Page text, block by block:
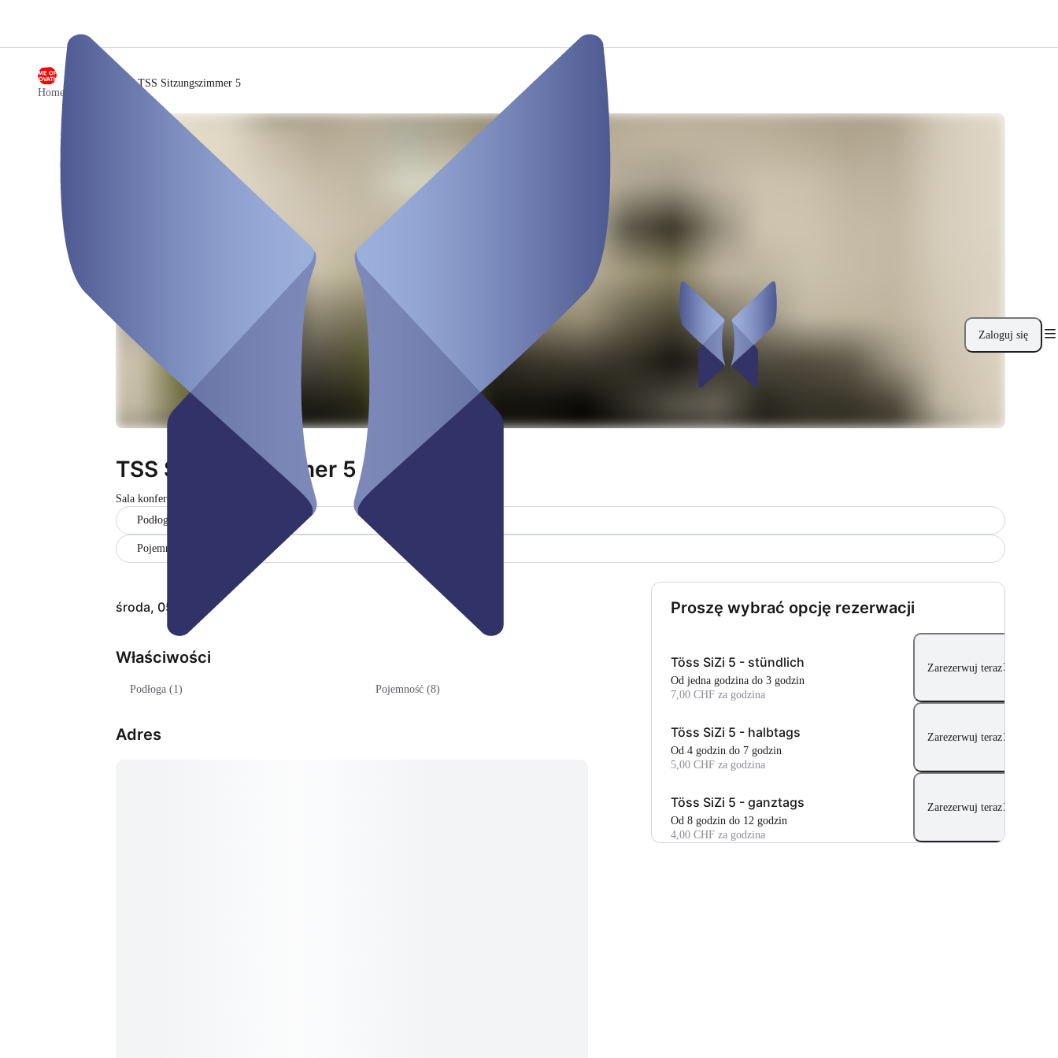
Zaloguj się
Home of Innovation
/TSS Sitzungszimmer 5
TSS Sitzungszimmer 5
Sala konferencyjna
Podłoga (1)
Pojemność (8)
środa, 05 sie
Właściwości
Podłoga (1) Pojemność (8)
Adres
Proszę wybrać opcję rezerwacji
Töss SiZi 5 - stündlich
Od jedna godzina do 3 godzin
7,00 CHF za godzina
Zarezerwuj teraz
Töss SiZi 5 - halbtags
Od 4 godzin do 7 godzin
5,00 CHF za godzina
Zarezerwuj teraz
Töss SiZi 5 - ganztags
Od 8 godzin do 12 godzin
4,00 CHF za godzina
Zarezerwuj teraz